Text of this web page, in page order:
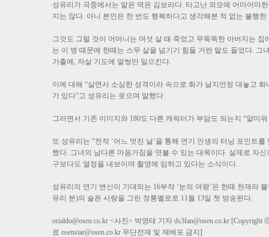
성유리가 극중에서는 맡은 역은 김보라다. 타고난 외모에 어마어마
지는 않다. 아니 본인은 한 번도 행복하다고 생각해본 적 없는 불행한
그것도 그럴 것이 어머니는 여섯 살 때 죽었고 무뚝뚝한 아버지는
는 이 병 때문에 한때는 스무 살을 넘기기 힘들 거란 말도 들었다.
가출에, 자살 기도에 말썽만 일으킨다.
이에 대해 “살면서 소심한 성격이라 속으로 화가 날지언정 대놓고
가 있다”고 성유리는 웃으며 말했다.
그러면서 기존 이미지와 180도 다른 캐릭터가 부담도 되는지 “얄미
또 성유리는 “전작 ‘어느 멋진 날’을 통해 연기 인생의 터닝 포인트
했다. 그녀의 남다른 마음가짐을 엿볼 수 있는 대목이다. 실제로 자
구보다도 열정을 내보이며 촬영에 임하고 있다는 소식이다.
성유리의 연기 변신이 기대되는 16부작 ‘눈의 여왕’은 한때 천재라
유리 분)의 슬픈 사랑을 그린 정통멜로로 11월 13일 첫 방송된다.
orialdo@osen.co.kr <사진> 박영태 기자ds3fan@osen.co.kr [Copyright
료osenstar@osen.co.kr 무단전재 및 재배포 금지]